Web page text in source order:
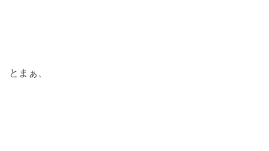
とまぁ、